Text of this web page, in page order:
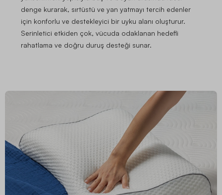
denge kurarak, sırtüstü ve yan yatmayı tercih edenler
için konforlu ve destekleyici bir uyku alanı oluşturur.
Serinletici etkiden çok, vücuda odaklanan hedefli
rahatlama ve doğru duruş desteği sunar.